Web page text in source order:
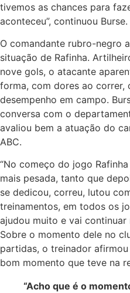
tivemos as chances para
aconteceu”, continuou Burse.
O comandante rubro-negro
situação de Rafinha.
nove gols, o atacante
forma, com dores ao correr,
desempenho em campo.
conversa com o
avaliou bem a atuação do
ABC.
“No começo do jogo
mais pesada, tanto que
se dedicou, correu, lutou
treinamentos, em todos os
ajudou muito e vai continuar
Sobre o momento dele no
partidas, o treinador
bom momento que teve na
“Acho que é o